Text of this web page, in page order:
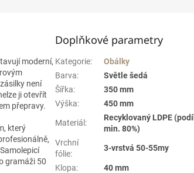
moderní,
není
ji otevřít
přepravy.
který
gramáži 50
Doplňkové parametry
Kategorie:
Obálky
Barva:
Světle šedá
Šířka:
350 mm
Výška: 450 mm
Materiál :
Recyklovaný LDPE (podíl
min. 80%)
Vrchní
fólie:
3-vrstvá 50-55my
Klopa: 40 mm